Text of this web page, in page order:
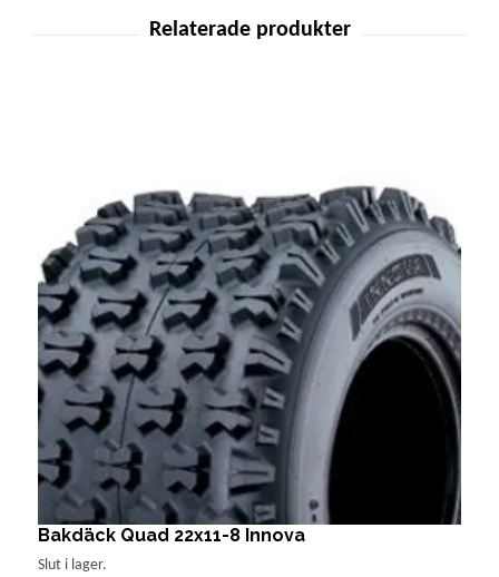
Bakdäck Quad 22x11-8 Innova
Slut i lager.